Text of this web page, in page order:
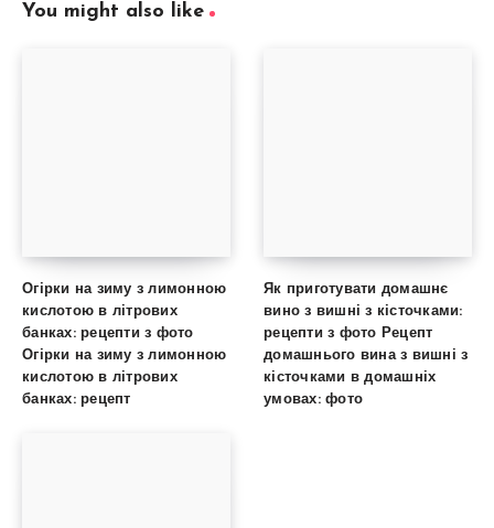
You might also like
Огірки на зиму з лимонною
кислотою в літрових
банках: рецепти з фото
Огірки на зиму з лимонною
кислотою в літрових
банках: рецепт
Як приготувати домашнє
вино з вишні з кісточками:
рецепти з фото Рецепт
домашнього вина з вишні з
кісточками в домашніх
умовах: фото